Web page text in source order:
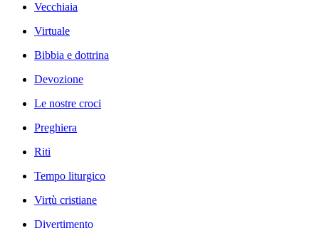
Vecchiaia
Virtuale
Bibbia e dottrina
Devozione
Le nostre croci
Preghiera
Riti
Tempo liturgico
Virtù cristiane
Divertimento